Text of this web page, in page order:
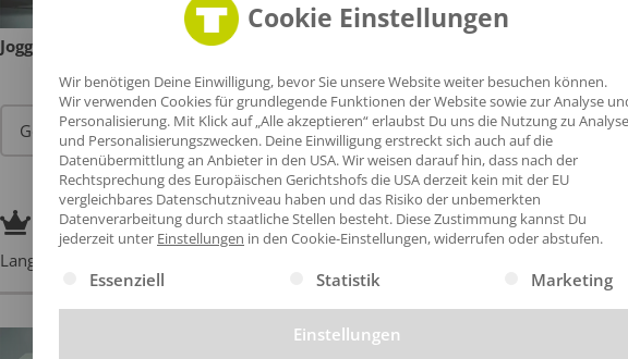
Jogginghosen
Premium
Langlebige Produkte mit hoher Qualität geeignet für z.B. Handwerk, Industrie und
Cookie Einstellungen
Wir benötigen Deine Einwilligung, bevor Sie unsere Website weiter besuchen können.
Wir verwenden Cookies für grundlegende Funktionen der Website sowie zur Analyse
Personalisierung. Mit Klick auf „Alle akzeptieren“ erlaubst Du uns die Nutzung zu
und Personalisierungszwecken. Deine Einwilligung erstreckt sich auch auf die
Datenübermittlung an Anbieter in den USA. Wir weisen darauf hin, dass nach der
Rechtsprechung des Europäischen Gerichtshofs die USA derzeit kein mit der EU
vergleichbares Datenschutzniveau haben und das Risiko der unbemerkten
Datenverarbeitung durch staatliche Stellen besteht. Diese Zustimmung kannst Du
jederzeit unter Einstellungen in den Cookie-Einstellungen, widerrufen oder abstufen.
Es folgt eine Liste der Service-Gruppen, für die eine Einwilligung erteilt
Essenziell Statistik Marketing
Einstellungen